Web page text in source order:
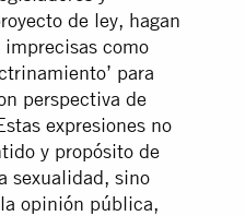
de ley, hagan
imprecisas como
para
perspectiva de
expresiones no
y propósito de
sexualidad, sino
opinión pública,